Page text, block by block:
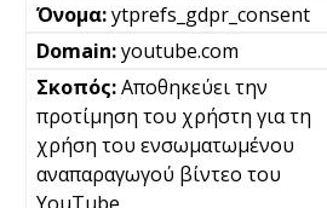
ytprefs_gdpr_consent
youtube.com
Αποθηκεύει την
προτίμηση του χρήστη για τη
χρήση του ενσωματωμένου
αναπαραγωγού βίντεο του